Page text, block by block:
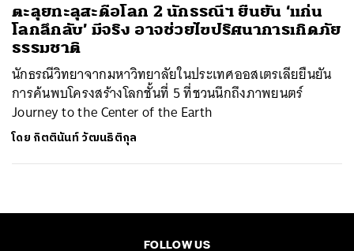
ตะลุยทะลุสะดือโลก 2 นักธรณีฯ ยืนยัน ‘แก่น
โลกลึกลับ’ มีจริง อาจช่วยไขปริศนาการเกิดภัย
ธรรมชาติ
นักธรณีวิทยาจากมหาวิทยาลัยในประเทศออสเตรเลียยืนยัน
การค้นพบโครงสร้างโลกชั้นที่ 5 ที่ชวนนึกถึงภาพยนตร์
Journey to the Center of the Earth
โดย กิตตินันท์ วัฒนธิติกุล
FOLLOW US